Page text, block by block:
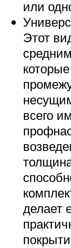
или
Этот
всего
делает